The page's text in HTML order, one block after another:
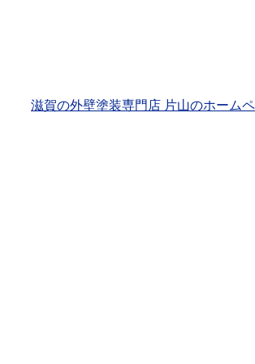
滋賀の外壁塗装専門店 片山のホーム